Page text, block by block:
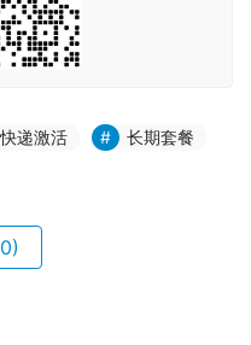
快递激活
长期套餐